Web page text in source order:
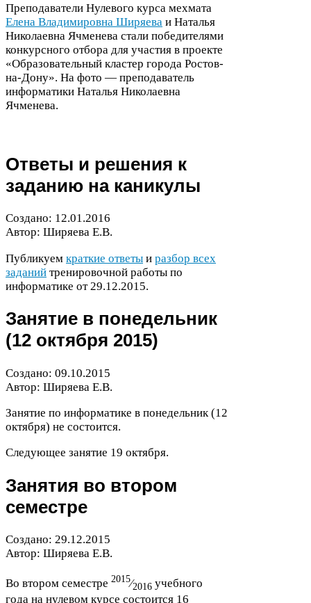
Преподаватели Нулевого курса мехмата
Елена Владимировна Ширяева и Наталья
Николаевна Ячменева стали победителями
конкурсного отбора для участия в проекте
«Образовательный кластер города Ростов-​
на-​Дону». На фото — преподаватель
информатики Наталья Николаевна
Ячменева.
Ответы и решения к
заданию на каникулы
Создано: 12.01.2016
Автор: Ширяева Е.В.
Публикуем краткие ответы и разбор всех
заданий тренировочной работы по
информатике от 29.12.2015.
Занятие в понедельник
(12 октября 2015)
Создано: 09.10.2015
Автор: Ширяева Е.В.
Занятие по информатике в понедельник (12
октября) не состоится.
Следующее занятие 19 октября.
Занятия во втором
семестре
Создано: 29.12.2015
Автор: Ширяева Е.В.
Во втором семестре 2015⁄2016 учебного
года на нулевом курсе состоится 16